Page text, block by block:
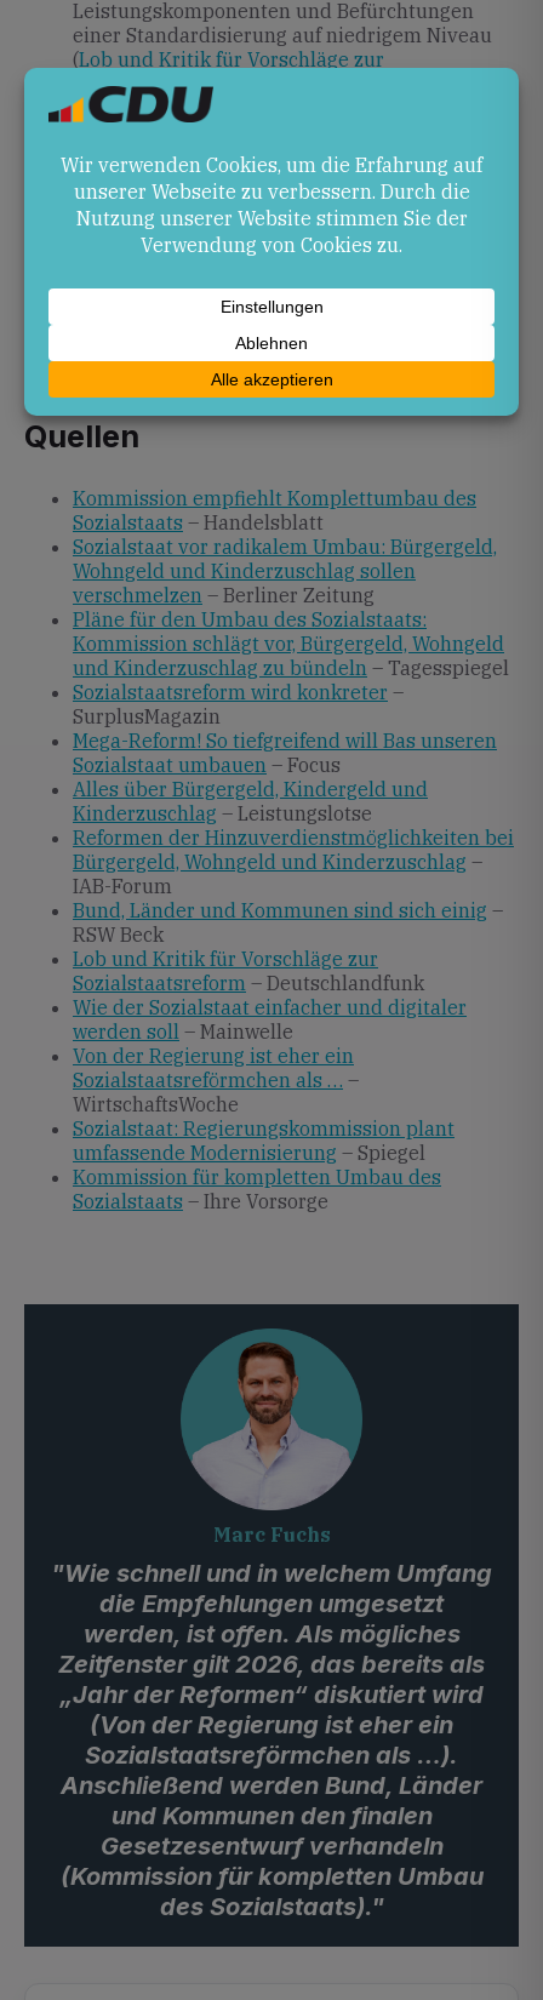
Leistungskomponenten und Befürchtungen
einer Standardisierung auf niedrigem Niveau
(Lob und Kritik für Vorschläge zur
Sozialstaatsreform
Wie schnell und in welchem Umfang die
Empfehlungen umgesetzt werden, ist offen. Als
mögliches Zeitfenster gilt 2026, das bereits als „Jahr
eher ein Sozialstaatsreförmchen als …
werden Bund, Länder und Kommunen den finalen
Gesetzesentwurf verhandeln (Kommission für
kompletten Umbau des Sozialstaats
Quellen
Kommission empfiehlt Komplettumbau des
Sozialstaats – Handelsblatt
Sozialstaat vor radikalem Umbau: Bürgergeld,
Wohngeld und Kinderzuschlag sollen
verschmelzen – Berliner Zeitung
Pläne für den Umbau des Sozialstaats:
Kommission schlägt vor, Bürgergeld, Wohngeld
und Kinderzuschlag zu bündeln – Tagesspiegel
Sozialstaatsreform wird konkreter –
SurplusMagazin
Mega-Reform! So tiefgreifend will Bas unseren
Sozialstaat umbauen – Focus
Alles über Bürgergeld, Kindergeld und
Kinderzuschlag – Leistungslotse
Reformen der Hinzuverdienstmöglichkeiten bei
Bürgergeld, Wohngeld und Kinderzuschlag –
IAB-Forum
Bund, Länder und Kommunen sind sich einig –
RSW Beck
Lob und Kritik für Vorschläge zur
Sozialstaatsreform – Deutschlandfunk
Wie der Sozialstaat einfacher und digitaler
werden soll – Mainwelle
Von der Regierung ist eher ein
Sozialstaatsreförmchen als … –
WirtschaftsWoche
Sozialstaat: Regierungskommission plant
umfassende Modernisierung – Spiegel
Kommission für kompletten Umbau des
Sozialstaats – Ihre Vorsorge
Marc Fuchs
"Wie schnell und in welchem Umfang
die Empfehlungen umgesetzt
werden, ist offen. Als mögliches
Zeitfenster gilt 2026, das bereits als
„Jahr der Reformen“ diskutiert wird
(Von der Regierung ist eher ein
Sozialstaatsreförmchen als …).
Anschließend werden Bund, Länder
und Kommunen den finalen
Gesetzesentwurf verhandeln
(Kommission für kompletten Umbau
des Sozialstaats)."